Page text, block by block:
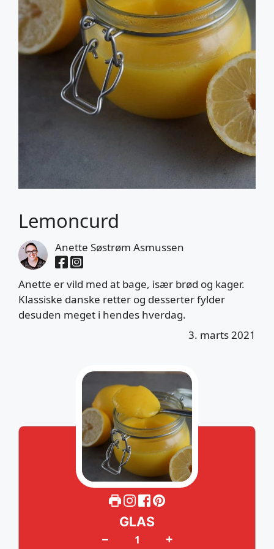
Lemoncurd
Anette Søstrøm Asmussen
Anette er vild med at bage, især brød og kager.
Klassiske danske retter og desserter fylder
desuden meget i hendes hverdag.
3. marts 2021
– +
GLAS